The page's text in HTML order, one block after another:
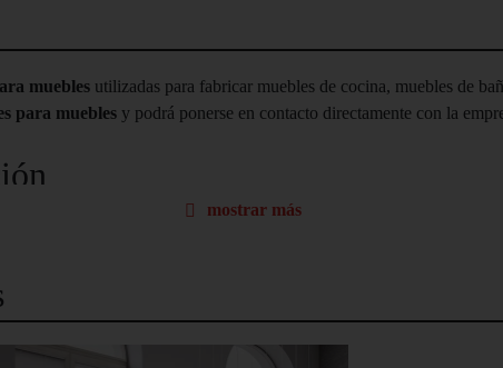
muebles utilizadas para fabricar muebles de cocina, muebles de
para muebles y podrá ponerse en contacto directamente con la
y se distinguen por sus atractivos diseños, hasta el punto de
mostrar más